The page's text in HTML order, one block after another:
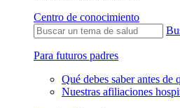
Centro de conocimiento
Para futuros padres
Qué debes saber antes de
Nuestras afiliaciones